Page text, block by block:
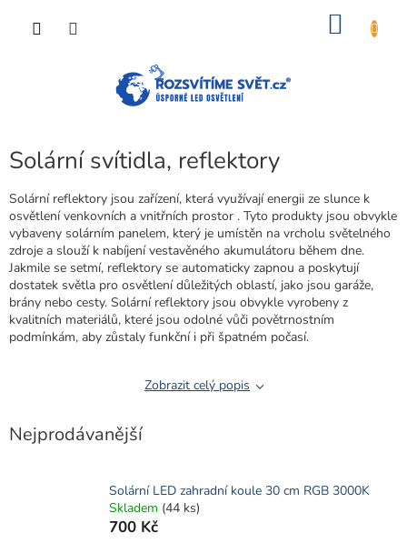
Solární svítidla, reflektory
Solární reflektory jsou zařízení, která využívají energii ze slunce k
osvětlení venkovních a vnitřních prostor . Tyto produkty jsou obvykle
vybaveny solárním panelem, který je umístěn na vrcholu světelného
zdroje a slouží k nabíjení vestavěného akumulátoru během dne.
Jakmile se setmí, reflektory se automaticky zapnou a poskytují
dostatek světla pro osvětlení důležitých oblastí, jako jsou garáže,
brány nebo cesty. Solární reflektory jsou obvykle vyrobeny z
kvalitních materiálů, které jsou odolné vůči povětrnostním
podmínkám, aby zůstaly funkční i při špatném počasí.
Zobrazit celý popis
Nejprodávanější
Solární LED zahradní koule 30 cm RGB 3000K
Skladem (44 ks)
700 Kč